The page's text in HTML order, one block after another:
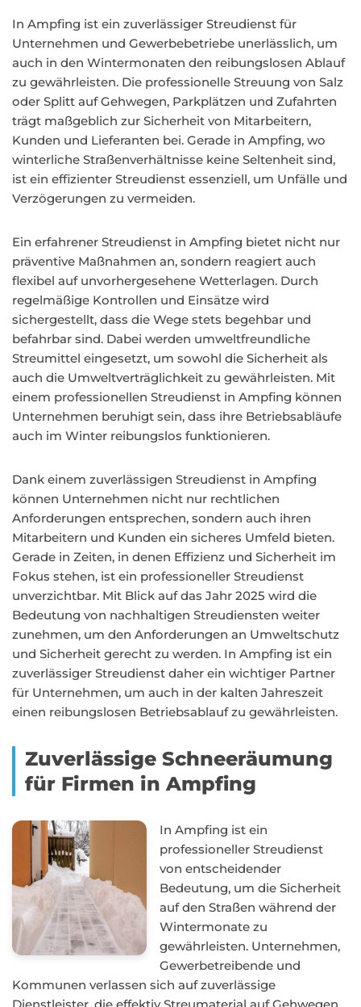
In Ampfing ist ein zuverlässiger Streudienst für
Unternehmen und Gewerbebetriebe unerlässlich, um
auch in den Wintermonaten den reibungslosen Ablauf
zu gewährleisten. Die professionelle Streuung von Salz
oder Splitt auf Gehwegen, Parkplätzen und Zufahrten
trägt maßgeblich zur Sicherheit von Mitarbeitern,
Kunden und Lieferanten bei. Gerade in Ampfing, wo
winterliche Straßenverhältnisse keine Seltenheit sind,
ist ein effizienter Streudienst essenziell, um Unfälle und
Verzögerungen zu vermeiden.
Ein erfahrener Streudienst in Ampfing bietet nicht nur
präventive Maßnahmen an, sondern reagiert auch
flexibel auf unvorhergesehene Wetterlagen. Durch
regelmäßige Kontrollen und Einsätze wird
sichergestellt, dass die Wege stets begehbar und
befahrbar sind. Dabei werden umweltfreundliche
Streumittel eingesetzt, um sowohl die Sicherheit als
auch die Umweltverträglichkeit zu gewährleisten. Mit
einem professionellen Streudienst in Ampfing können
Unternehmen beruhigt sein, dass ihre Betriebsabläufe
auch im Winter reibungslos funktionieren.
Dank einem zuverlässigen Streudienst in Ampfing
können Unternehmen nicht nur rechtlichen
Anforderungen entsprechen, sondern auch ihren
Mitarbeitern und Kunden ein sicheres Umfeld bieten.
Gerade in Zeiten, in denen Effizienz und Sicherheit im
Fokus stehen, ist ein professioneller Streudienst
unverzichtbar. Mit Blick auf das Jahr 2025 wird die
Bedeutung von nachhaltigen Streudiensten weiter
zunehmen, um den Anforderungen an Umweltschutz
und Sicherheit gerecht zu werden. In Ampfing ist ein
zuverlässiger Streudienst daher ein wichtiger Partner
für Unternehmen, um auch in der kalten Jahreszeit
einen reibungslosen Betriebsablauf zu gewährleisten.
Zuverlässige Schneeräumung
für Firmen in Ampfing
In Ampfing ist ein
professioneller Streudienst
von entscheidender
Bedeutung, um die Sicherheit
auf den Straßen während der
Wintermonate zu
gewährleisten. Unternehmen,
Gewerbetreibende und
Kommunen verlassen sich auf zuverlässige